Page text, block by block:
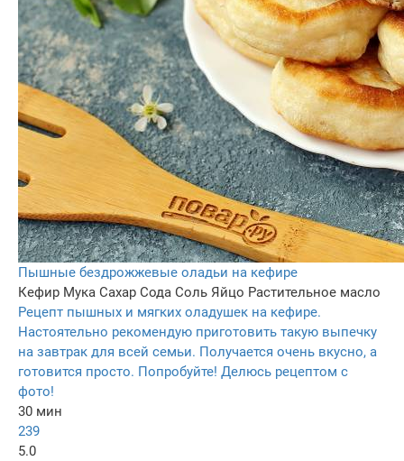
Пышные бездрожжевые оладьи на кефире
Кефир Мука Сахар Сода Соль Яйцо Растительное масло
Рецепт пышных и мягких оладушек на кефире.
Настоятельно рекомендую приготовить такую выпечку
на завтрак для всей семьи. Получается очень вкусно, а
готовится просто. Попробуйте! Делюсь рецептом с
фото!
30 мин
239
5.0